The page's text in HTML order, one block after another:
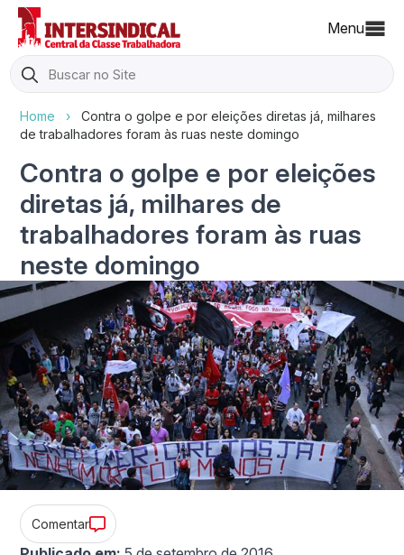
Menu
Search
for:
Home ›
Contra o golpe e por eleições diretas já, milhares
de trabalhadores foram às ruas neste domingo
Contra o golpe e por eleições
diretas já, milhares de
trabalhadores foram às ruas
neste domingo
Comentar